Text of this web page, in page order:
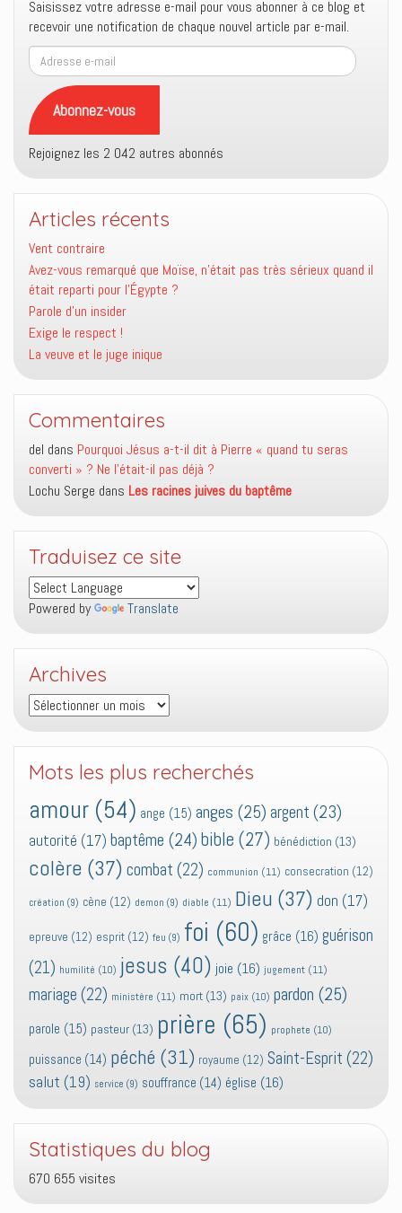
Saisissez votre adresse e-mail pour vous abonner à ce blog et
recevoir une notification de chaque nouvel article par e-mail.
Adresse
e-
mail
Abonnez-vous
Rejoignez les 2 042 autres abonnés
Articles récents
Vent contraire
Avez-vous remarqué que Moïse, n’était pas très sérieux quand il
était reparti pour l’Égypte ?
Parole d’un insider
Exige le respect !
La veuve et le juge inique
Commentaires
del dans Pourquoi Jésus a-t-il dit à Pierre « quand tu seras
converti » ? Ne l’était-il pas déjà ?
Lochu Serge dans Les racines juives du baptême
Traduisez ce site
Powered by Translate
Archives
Archives
Mots les plus recherchés
amour (54) ange (15) anges (25) argent (23)
autorité (17) baptême (24) bible (27) bénédiction (13)
colère (37) combat (22) communion (11) consecration (12)
création (9) cène (12) demon (9) diable (11) Dieu (37) don (17)
epreuve (12) esprit (12) feu (9) foi (60) grâce (16) guérison
(21) humilité (10) jesus (40) joie (16) jugement (11)
mariage (22) ministère (11) mort (13) paix (10) pardon (25)
parole (15) pasteur (13) prière (65) prophete (10)
puissance (14) péché (31) royaume (12) Saint-Esprit (22)
salut (19) service (9) souffrance (14) église (16)
Statistiques du blog
670 655 visites